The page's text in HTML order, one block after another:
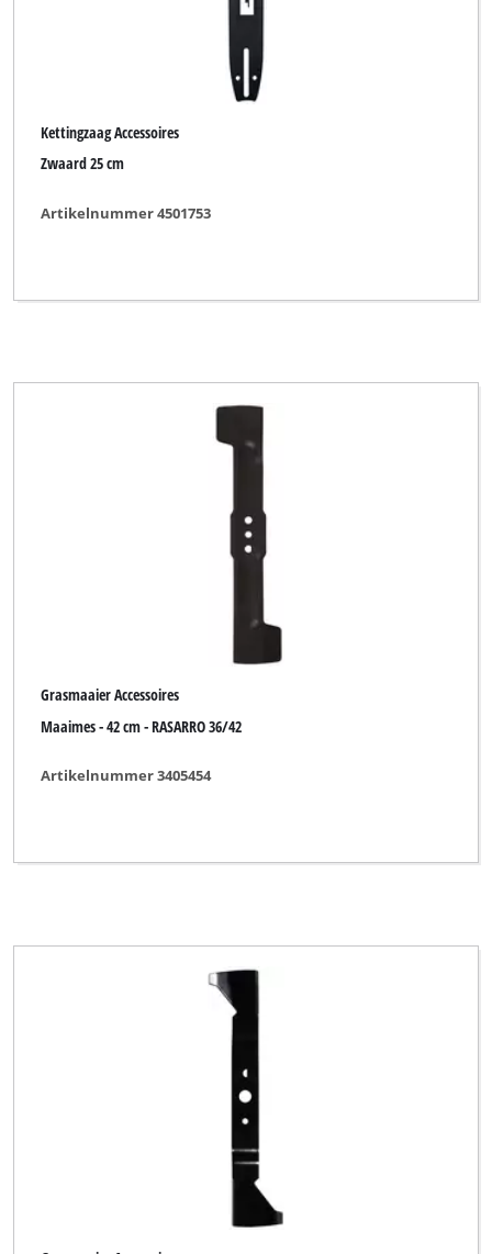
Kettingzaag Accessoires
Zwaard 25 cm
Artikelnummer 4501753
Grasmaaier Accessoires
Maaimes - 42 cm - RASARRO 36/42
Artikelnummer 3405454